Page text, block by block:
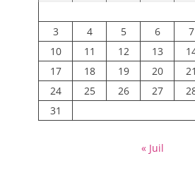
3
4 5 6 7
10
11 12 13
17
18 19 20 21
24
25 26 27
31
« Juil